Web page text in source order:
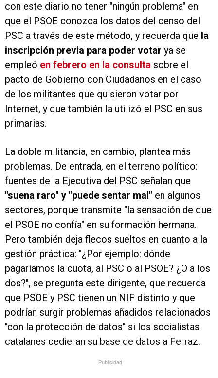
con este diario no tener "ningún problema" en
que el PSOE conozca los datos del censo del
PSC a través de este método, y recuerda que la
inscripción previa para poder votar ya se
empleó en febrero en la consulta sobre el
pacto de Gobierno con Ciudadanos en el caso
de los militantes que quisieron votar por
Internet, y que también la utilizó el PSC en sus
primarias.
La doble militancia, en cambio, plantea más
problemas. De entrada, en el terreno político:
fuentes de la Ejecutiva del PSC señalan que
"suena raro" y "puede sentar mal" en algunos
sectores, porque transmite "la sensación de que
el PSOE no confía" en su formación hermana.
Pero también deja flecos sueltos en cuanto a la
gestión práctica: "¿Por ejemplo: dónde
pagaríamos la cuota, al PSC o al PSOE? ¿O a los
dos?", se pregunta este dirigente, que recuerda
que PSOE y PSC tienen un NIF distinto y que
podrían surgir problemas añadidos relacionados
"con la protección de datos" si los socialistas
catalanes cedieran su base de datos a Ferraz.
Publicidad